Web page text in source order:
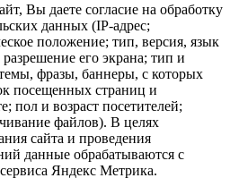
Вы даете согласие на обработку
данных (IP-адрес;
положение; тип, версия, язык
его экрана; тип и
фразы, баннеры, с которых
посещенных страниц и
пол и возраст посетителей;
файлов). В целях
сайта и проведения
данные обрабатываются с
Яндекс Метрика.